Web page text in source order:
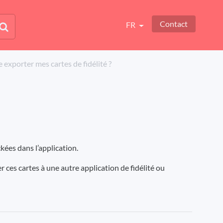
FR Contact
exporter mes cartes de fidélité ?
dans l’application.
ces cartes à une autre application de fidélité ou